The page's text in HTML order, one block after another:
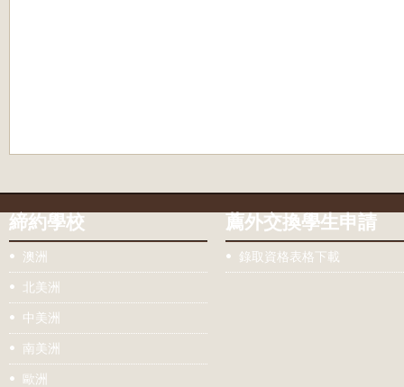
締約學校
澳洲
北美洲
中美洲
南美洲
歐洲
薦外交換學生申請
錄取資格表格下載